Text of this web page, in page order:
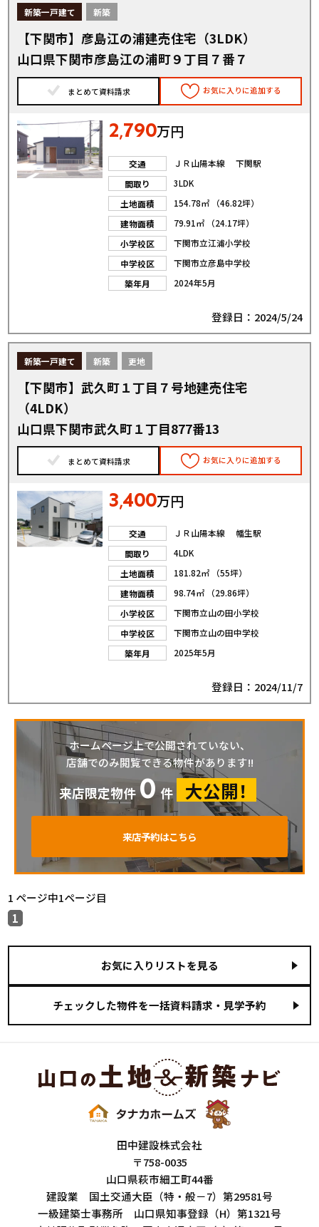
新築一戸建て 新築
【下関市】彦島江の浦建売住宅（3LDK）
山口県下関市彦島江の浦町９丁目７番７
まとめて資料請求 お気に入りに追加する
2,790万円
交通
ＪＲ山陽本線 下関駅
間取り
3LDK
土地面積
154.78㎡ （46.82坪）
建物面積
79.91㎡ （24.17坪）
小学校区
下関市立江浦小学校
中学校区
下関市立彦島中学校
築年月
2024年5月
登録日：2024/5/24
新築一戸建て 新築 更地
【下関市】武久町１丁目７号地建売住宅
（4LDK）
山口県下関市武久町１丁目877番13
まとめて資料請求 お気に入りに追加する
3,400万円
交通
ＪＲ山陽本線 幡生駅
間取り
4LDK
土地面積
181.82㎡ （55坪）
建物面積
98.74㎡ （29.86坪）
小学校区
下関市立山の田小学校
中学校区
下関市立山の田中学校
築年月
2025年5月
登録日：2024/11/7
ホームページ上で公開されていない、
店舗でのみ閲覧できる物件があります!!
来店限定物件 0 件 大公開！
来店予約はこちら
1 ページ中1ページ目
1
お気に入りリストを見る
田中建設株式会社
〒758-0035
山口県萩市細工町44番
建設業 国土交通大臣（特・般－7）第29581号
一級建築士事務所 山口県知事登録（H）第1321号